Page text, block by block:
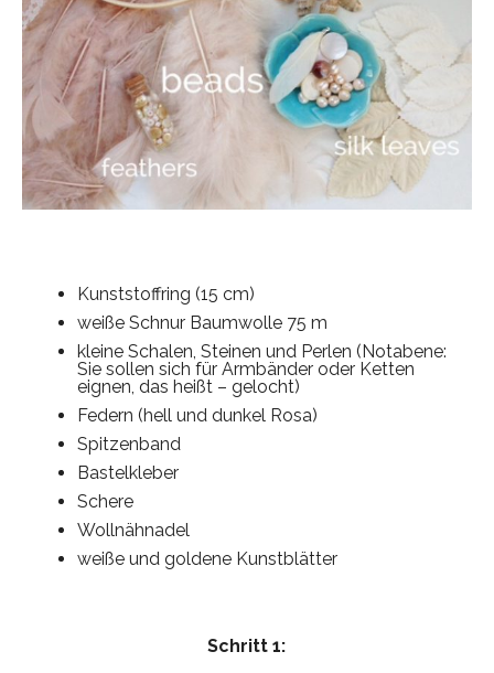
Kunststoffring (15 cm)
weiße Schnur Baumwolle 75 m
kleine Schalen, Steinen und Perlen (Notabene:
Sie sollen sich für Armbänder oder Ketten
eignen, das heißt – gelocht)
Federn (hell und dunkel Rosa)
Spitzenband
Bastelkleber
Schere
Wollnähnadel
weiße und goldene Kunstblätter
Schritt 1: